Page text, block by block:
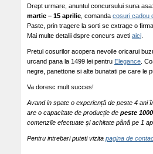
Drept urmare, anuntul concursului suna asa:
martie – 15 aprilie , comanda cosuri cadou
Paste, prin tragere la sorti se extrage o
Mai multe detalii dspre concurs aveti aici
Pretul cosurilor acopera nevoile oricarui
urcand pana la 1499 lei pentru Elegance .
negre, panettone si alte bunatati pe care le
Va doresc mult succes!
Avand in spate o experiență de peste 4 ani
are o capacitate de producție de peste
comenzile efectuate și achitate până pe 1
Pentru intrebari puteti vizita pagina de